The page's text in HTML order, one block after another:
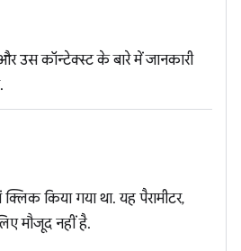
उस कॉन्टेक्स्ट के बारे में जानकारी
किया गया था. यह पैरामीटर,
मौजूद नहीं है.